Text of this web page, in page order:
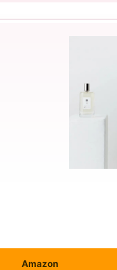
Amazon